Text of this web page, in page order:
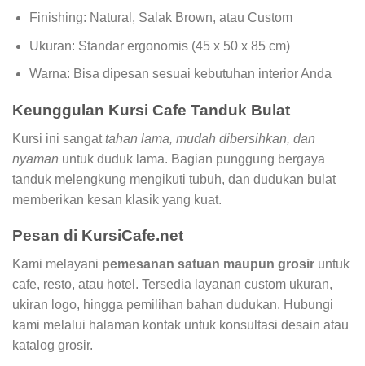
Finishing: Natural, Salak Brown, atau Custom
Ukuran: Standar ergonomis (45 x 50 x 85 cm)
Warna: Bisa dipesan sesuai kebutuhan interior Anda
Keunggulan Kursi Cafe Tanduk Bulat
Kursi ini sangattahan lama, mudah dibersihkan, dan
nyaman untuk duduk lama. Bagian punggung bergaya
tanduk melengkung mengikuti tubuh, dan dudukan bulat
memberikan kesan klasik yang kuat.
Pesan di KursiCafe.net
Kami melayani pemesanan satuan maupun grosir untuk
cafe, resto, atau hotel. Tersedia layanan custom ukuran,
ukiran logo, hingga pemilihan bahan dudukan. Hubungi
kami melalui halaman kontak untuk konsultasi desain atau
katalog grosir.